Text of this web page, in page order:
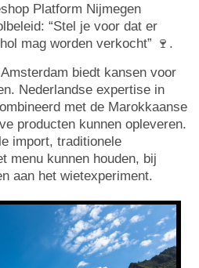
Platform Nijmegen
“Stel je voor dat er
mag worden verkocht” 🍷.
biedt kansen voor
Nederlandse expertise in
met de Marokkaanse
producten kunnen opleveren.
import, traditionele
menu kunnen houden, bij
aan het wietexperiment.